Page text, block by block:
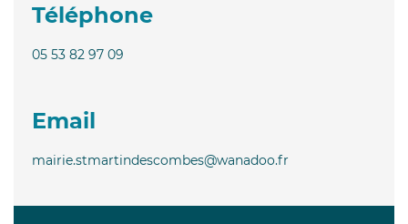
Téléphone
05 53 82 97 09
Email
mairie.stmartindescombes@wanadoo.fr